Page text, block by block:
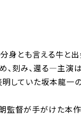
とも言える牛と出
、刻み、還る―主演
明していた坂本龍
監督が手がけた本